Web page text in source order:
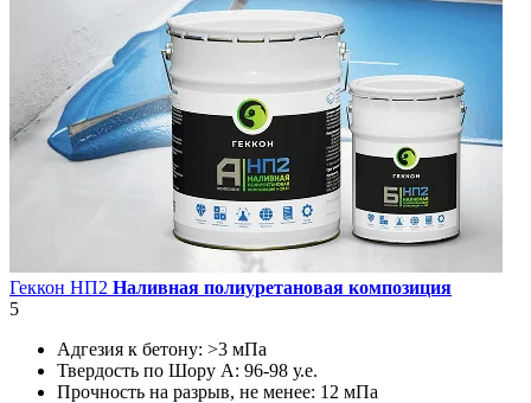
Геккон НП2 Наливная полиуретановая композиция
5
Адгезия к бетону: >3 мПа
Твердость по Шору А: 96-98 у.е.
Прочность на разрыв, не менее: 12 мПа